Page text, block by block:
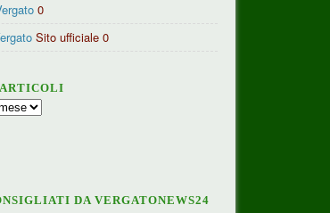
0
Sito ufficiale 0
DA VERGATONEWS24